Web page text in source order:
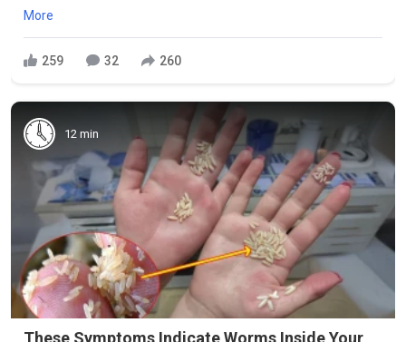
More
259 32 260
12 min
These Symptoms Indicate Worms Inside Your